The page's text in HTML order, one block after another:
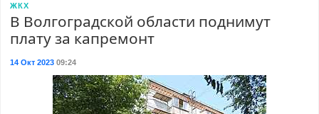
ЖКХ
В Волгоградской области поднимут
плату за капремонт
14 Окт 202309:24